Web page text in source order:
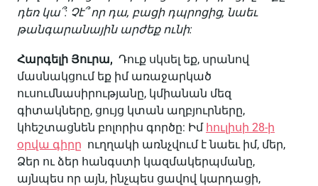
դեռ կա՞: Չէ՞որ դա, բացի դպրոցից, նաեւ
թանգարանային արժեք ունի:
Հարգելի Յուրա, Դուք սկսել եք, սրանով
մասնակցում եք իմ առաջարկած
ուսումնասիրությանը, կմիանան մեզ
գիտակները, ցույց կտան աղբյուրները,
կհեշտացնեն բոլորիս գործը: Իմ հուլիսի 28-ի
օրվա գիրը ուղղակի առնչվում է նաեւ իմ, մեր,
Ձեր ու ձեր հանգստի կազմակերպմանը,
այնպես որ այն, ինչպես ցավով կարդացի,